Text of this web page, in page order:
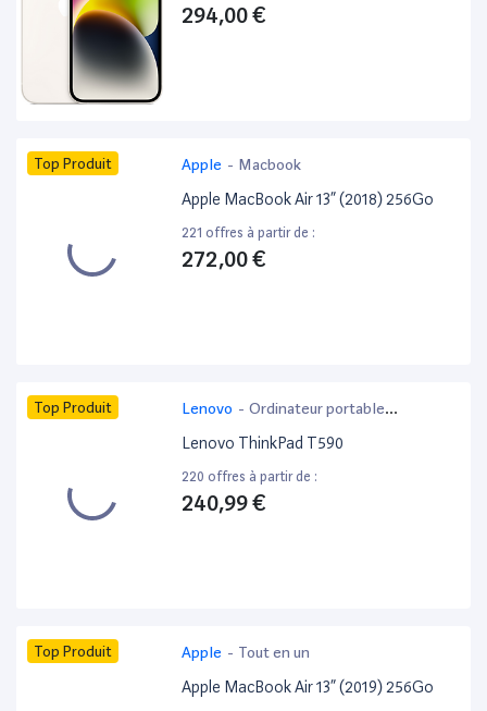
294,00 €
Top Produit Apple - Macbook
Apple MacBook Air 13” (2018) 256Go
221 offres à partir de :
272,00 €
Top Produit Lenovo - Ordinateur portable
bureautique
Lenovo ThinkPad T590
220 offres à partir de :
240,99 €
Top Produit Apple - Tout en un
Apple MacBook Air 13” (2019) 256Go